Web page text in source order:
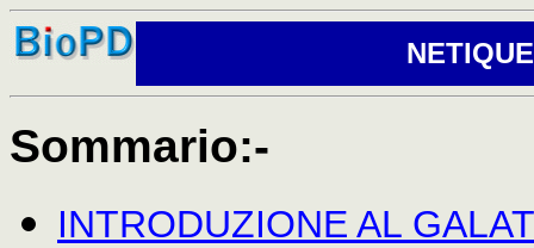
Sommario:-
INTRODUZIONE AL